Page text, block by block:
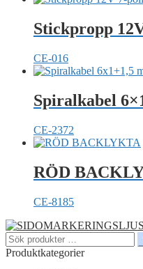
Stickpropp
CE-016
Spiralkabel
CE-2372
RÖD
CE-8185
Sök
efter:
Produktkategorier